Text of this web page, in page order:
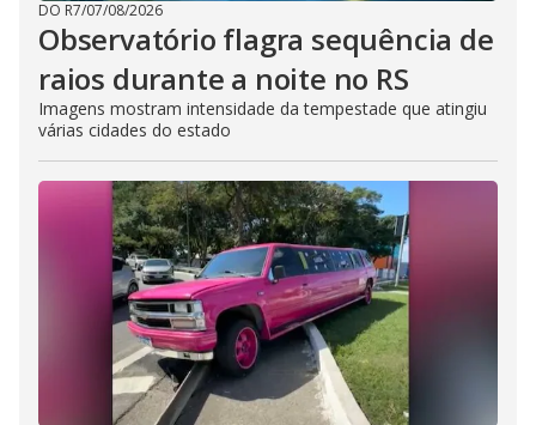
DO R7/07/08/2026
Observatório flagra sequência de
raios durante a noite no RS
Imagens mostram intensidade da tempestade que atingiu
várias cidades do estado